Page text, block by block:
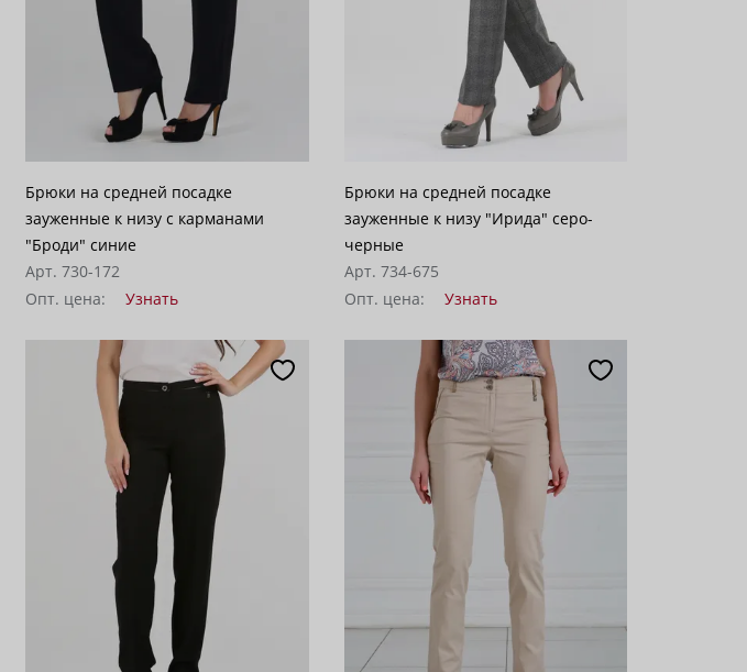
Брюки на средней посадке
зауженные к низу с карманами
"Броди" синие
Арт. 730-172
Опт. цена:
Узнать
Брюки на средней посадке
зауженные к низу "Ирида" серо-
черные
Арт. 734-675
Опт. цена:
Узнать